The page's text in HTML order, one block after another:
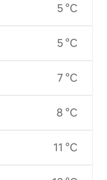
5 °C
5 °C
7 °C
8 °C
11 °C